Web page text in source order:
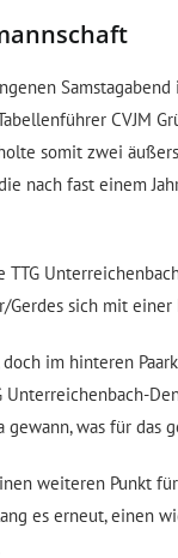
CVJM
somit zwei
nach fast einem
sich mit
im hinteren
was für das
weiteren Punkt
es erneut, einen